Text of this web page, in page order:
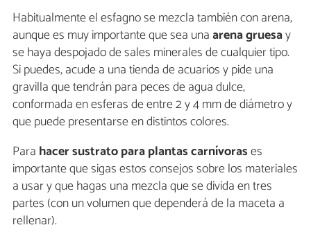
Habitualmente el esfagno se mezcla también con arena,
aunque es muy importante que sea unaarena gruesay
se haya despojado de sales minerales de cualquier tipo.
Si puedes, acude a una tienda de acuarios y pide una
gravilla que tendrán para peces de agua dulce,
conformada en esferas de entre 2 y 4 mm de diámetro y
que puede presentarse en distintos colores.
Para hacer sustrato para plantas carnívorases
importante que sigas estos consejos sobre los materiales
a usar y que hagas una mezcla que se divida en tres
partes (con un volumen que dependerá de la maceta a
rellenar).